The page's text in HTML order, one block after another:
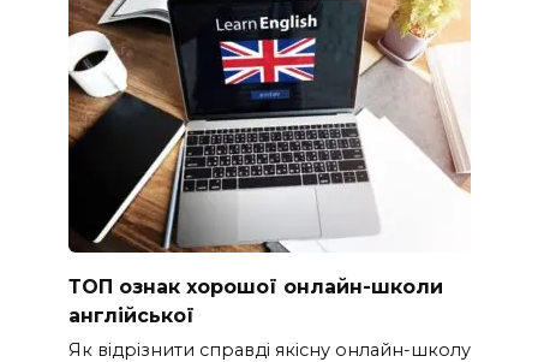
ТОП ознак хорошої онлайн-школи
англійської
Як відрізнити справді якісну онлайн-школу